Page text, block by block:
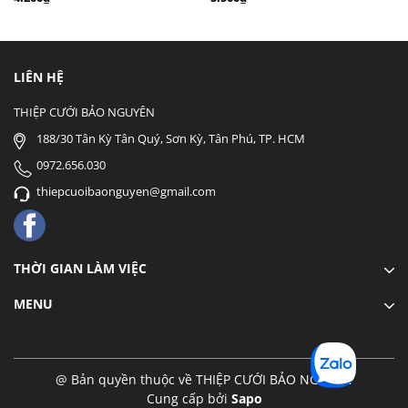
LIÊN HỆ
THIỆP CƯỚI BẢO NGUYÊN
188/30 Tân Kỳ Tân Quý, Sơn Kỳ, Tân Phú, TP. HCM
0972.656.030
thiepcuoibaonguyen@gmail.com
THỜI GIAN LÀM VIỆC
MENU
@ Bản quyền thuộc về THIỆP CƯỚI BẢO NGUYÊN
Cung cấp bởi Sapo